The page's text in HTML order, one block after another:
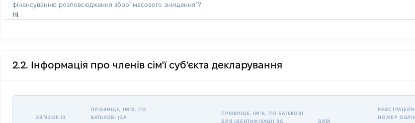
фінансуванню розповсюдження зброї масового знищення”?
Ні
2.2. Інформація про членів сім'ї суб'єкта декларування
ЗВʼЯЗОК ІЗ
ПРІЗВИЩЕ, ІМʼЯ, ПО
БАТЬКОВІ (ЗА
ПРІЗВИЩЕ, ІМʼЯ, ПО БАТЬКОВІ
ДЛЯ ІДЕНТИФІКАЦІЇ ЗА
ДАТА
НОМЕР